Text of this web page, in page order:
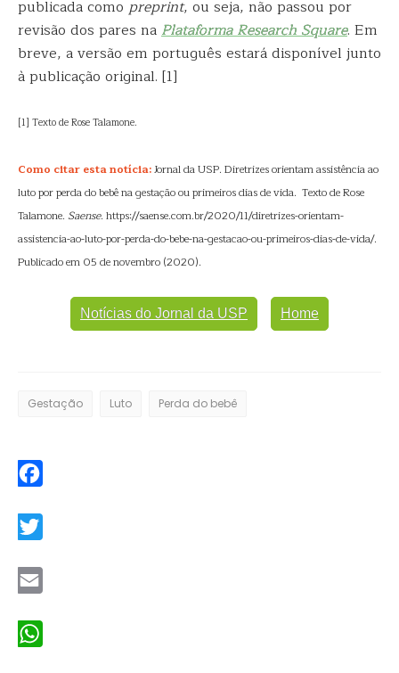
publicada como preprint, ou seja, não passou por
revisão dos pares naPlataforma Research Square. Em
breve, a versão em português estará disponível junto
à publicação original. [1]
[1] Texto de Rose Talamone.
Como citar esta notícia:Jornal da USP. Diretrizes orientam assistência ao
luto por perda do bebê na gestação ou primeiros dias de vida. Texto de Rose
Talamone. Saense. https://saense.com.br/2020/11/diretrizes-orientam-
assistencia-ao-luto-por-perda-do-bebe-na-gestacao-ou-primeiros-dias-de-vida/.
Publicado em 05 de novembro (2020).
Notícias do Jornal da USP Home
Gestação Luto Perda do bebê